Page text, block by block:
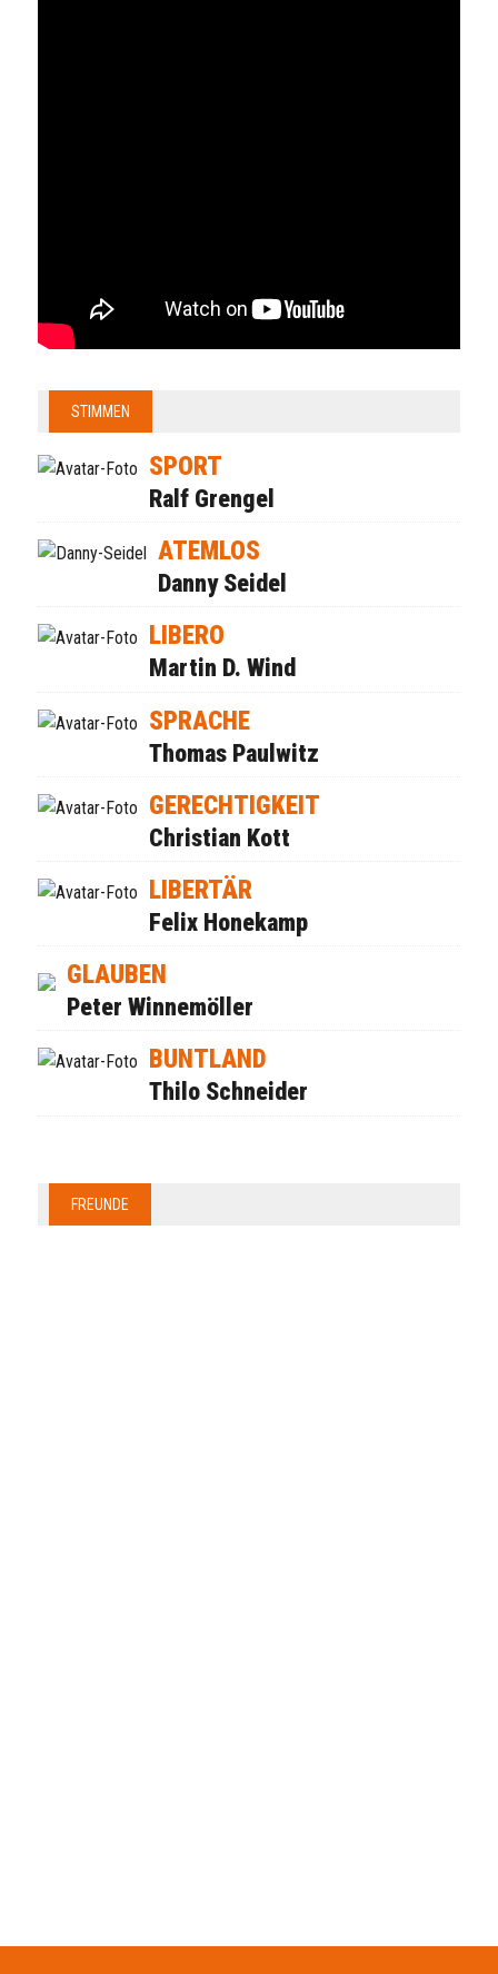
STIMMEN
SPORT
Ralf Grengel
ATEMLOS
Danny Seidel
LIBERO
Martin D. Wind
SPRACHE
Thomas Paulwitz
GERECHTIGKEIT
Christian Kott
LIBERTÄR
Felix Honekamp
GLAUBEN
Peter Winnemöller
BUNTLAND
Thilo Schneider
FREUNDE